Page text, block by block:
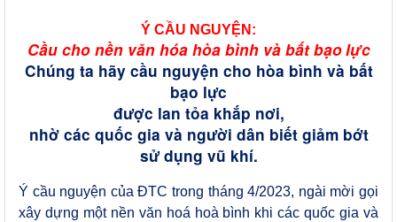
Ý CẦU NGUYỆN:
Cầu cho nền văn hóa hòa bình và bất bạolực
Chúng ta hãy cầu nguyện cho hòa bình và bất
bạo lực
được lan tỏa khắp nơi,
nhờ các quốc gia và người dân biết giảm bớt
sử dụng vũ khí.
Ý cầu nguyện của ĐTC trong tháng 4/2023, ngài mời gọi
xây dựng một nền văn hoá hoà bình khi các quốc gia và